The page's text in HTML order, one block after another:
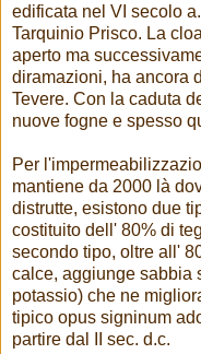
edificata nel VI secolo
Tarquinio Prisco. La
aperto ma
diramazioni, ha ancora
Tevere. Con la caduta
nuove fogne e spesso
Per
mantiene da 2000 là
distrutte, esistono due
costituito dell' 80% di
secondo tipo, oltre all'
calce, aggiunge sabbia
potassio) che ne
tipico opus signinum
partire dal II sec. d.c.